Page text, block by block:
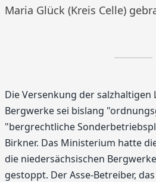
Maria Glück (Kreis Celle)
Die Versenkung der salzhaltigen
Bergwerke sei bislang
"bergrechtliche
Birkner. Das Ministerium hatte
die niedersächsischen
gestoppt. Der Asse-Betreiber,